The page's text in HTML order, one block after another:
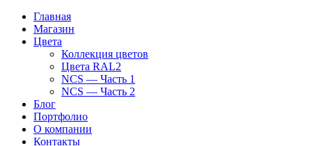
Главная
Магазин
Цвета
Коллекция цветов
Цвета RAL2
NCS — Часть 1
NCS — Часть 2
Блог
Портфолио
О компании
Контакты